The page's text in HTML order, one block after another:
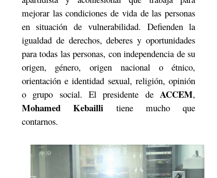
mejorar las condiciones de vida de las personas
en situación de vulnerabilidad. Defienden la
igualdad de derechos, deberes y oportunidades
para todas las personas, con independencia de su
origen, género, origen nacional o étnico,
orientación e identidad sexual, religión, opinión
o grupo social. El presidente deACCEM,
Mohamed Kebailli tiene mucho que
contarnos.